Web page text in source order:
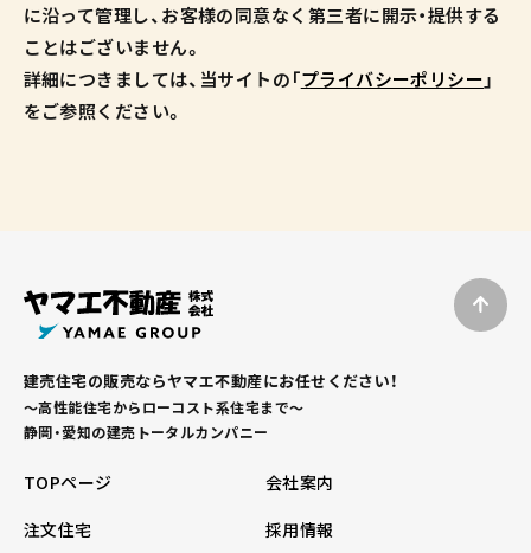
に沿って管理し、お客様の同意なく第三者に開示・提供する
ことはございません。
詳細につきましては、当サイトの「プライバシーポリシー」
をご参照ください。
建売住宅の販売ならヤマエ不動産にお任せください！
～高性能住宅からローコスト系住宅まで～
静岡・愛知の建売トータルカンパニー
TOPページ
会社案内
注文住宅
採用情報